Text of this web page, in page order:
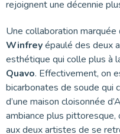
rejoignent une décennie
Une collaboration marquée
Winfreyépaulé des deux
esthétique qui colle plus à
Quavo. Effectivement, on
bicarbonates de soude qui
d’une maison cloisonnée
ambiance plus pittoresque,
aux deux artistes de se